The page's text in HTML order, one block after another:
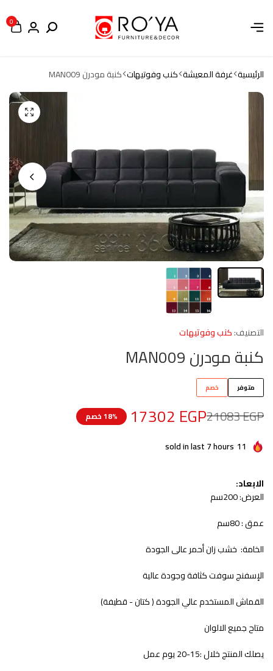
0
الرئيسية غرفة المعيشة كنب وفوتيهات كنبة مودرن MAN009
التصنيف:كنب وفوتيهات
كنبة مودرن MAN009
متوفر خصم
21083EGP
17302 EGP 18% خصم
11
sold in last 7 hours
الابعاد:
العرض: 200سم
عمق : 80سم
الخامة: خشب زان أحمر عالى الجودة
الإسفنج سوفت كثافة وجودة عالية
القماش المستخدم عالي الجودة ( كتان - قطيفة)
متاح جميع الالوان
يصلك المنتج خلال :15-20 يوم عمل